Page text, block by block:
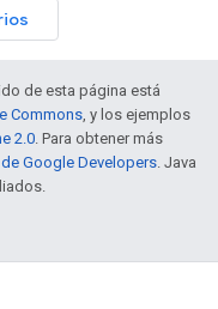
de esta página está
Commons, y los ejemplos
2.0. Para obtener más
Google Developers. Java